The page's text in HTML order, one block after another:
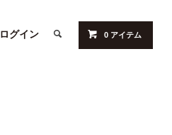
ログイン 0 アイテム